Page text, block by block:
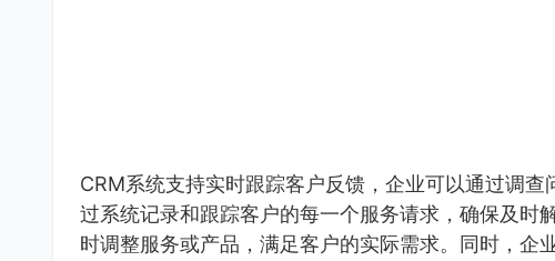
CRM系统支持实时跟踪客户反馈，企业可以通过调
过系统记录和跟踪客户的每一个服务请求，确保及时
时调整服务或产品，满足客户的实际需求。同时，企